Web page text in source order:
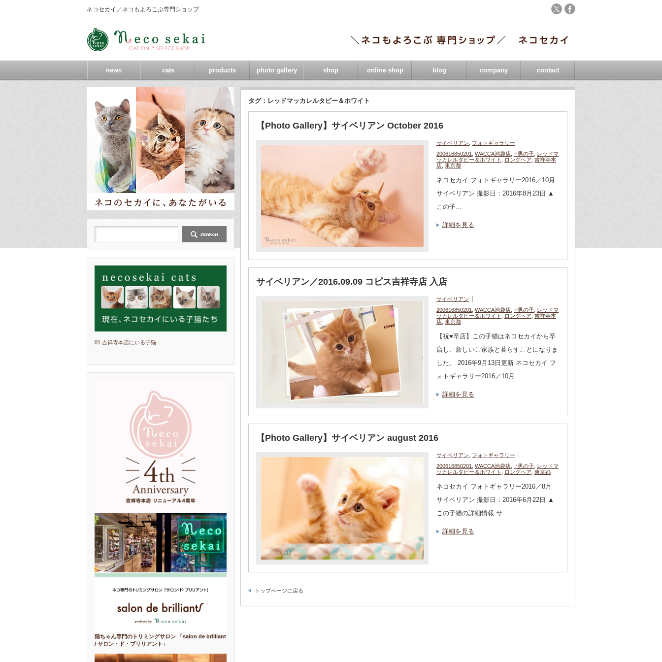
ネコセカイ／ネコもよろこぶ専門ショップ
news cats products photo gallery shop online shop blog company contact
タグ：レッドマッカレルタビー＆ホワイト
【Photo Gallery】サイベリアン October 2016
サイベリアン
フォトギャラリー
200616850201
WACCA池袋店 ♂男の子 レッドマ
ッカレルタビー＆ホワイト
ロングヘア 吉祥寺本
店 東京都
ネコセカイ フォトギャラリー2016／10月
サイベリアン 撮影日：2016年8月23日 ▲
この子…
詳細を見る
サイベリアン／2016.09.09 コピス吉祥寺店 入店
サイベリアン
200616850201
WACCA池袋店 ♂男の子 レッドマ
ッカレルタビー＆ホワイト
ロングヘア 吉祥寺本
店 東京都
【祝♥︎卒店】この子猫はネコセカイから卒
店し、新しいご家族と暮らすことになりま
した。 2016年9月13日更新 ネコセカイ フ
ォトギャラリー2016／10月…
詳細を見る
【Photo Gallery】サイベリアン august 2016
サイベリアン
フォトギャラリー
200616850201
WACCA池袋店 ♂男の子 レッドマ
ッカレルタビー＆ホワイト
ロングヘア 東京都
ネコセカイ フォトギャラリー2016／8月
サイベリアン 撮影日：2016年6月22日 ▲
この子猫の詳細情報 サ…
詳細を見る
トップページに戻る
01 吉祥寺本店にいる子猫
猫ちゃん専門のトリミングサロン 「salon de brilliant
/ サロン・ド・ブリリアント」